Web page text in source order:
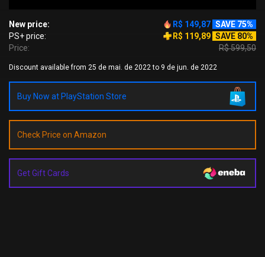
New price: R$ 149,87 SAVE 75%
PS+ price:
R$ 119,89 SAVE 80%
Price:
R$ 599,50
Discount available from 25 de mai. de 2022 to 9 de jun. de 2022
Buy Now at PlayStation Store
Check Price on Amazon
Get Gift Cards